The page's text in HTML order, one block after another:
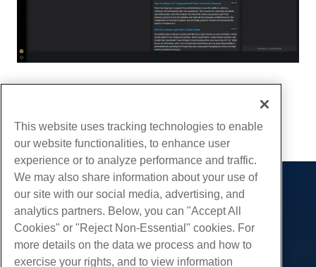
cópia de URL
Produtos
Hospedagem na web
Hospedagem Empresarial
Serviços
Migrações de sites
Comunidade
This website uses tracking technologies to enable
our website functionalities, to enhance user
experience or to analyze performance and traffic.
We may also share information about your use of
our site with our social media, advertising, and
analytics partners. Below, you can "Accept All
Cookies" or "Reject Non-Essential" cookies. For
more details on the data we process and how to
exercise your rights, and to view information